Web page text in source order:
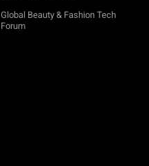
Global Beauty & Fashion Tech
Forum